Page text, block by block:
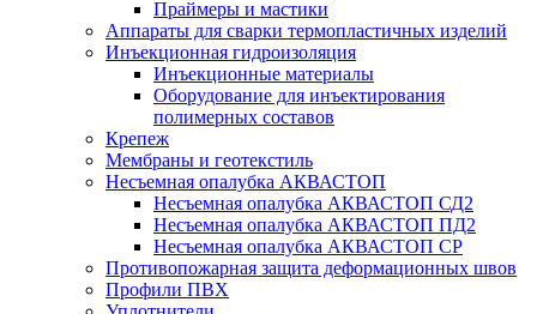
Праймеры и мастики
Аппараты для сварки термопластичных изделий
Инъекционная гидроизоляция
Инъекционные материалы
Оборудование для инъектирования
полимерных составов
Крепеж
Мембраны и геотекстиль
Несъемная опалубка АКВАСТОП
Несъемная опалубка АКВАСТОП СД2
Несъемная опалубка АКВАСТОП ПД2
Несъемная опалубка АКВАСТОП СР
Противопожарная защита деформационных швов
Профили ПВХ